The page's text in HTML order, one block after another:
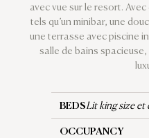
avec vue sur le resort.
tels qu’un minibar, une
une terrasse avec piscine
salle de bains
BEDSLit king size et
OCCUPANCY